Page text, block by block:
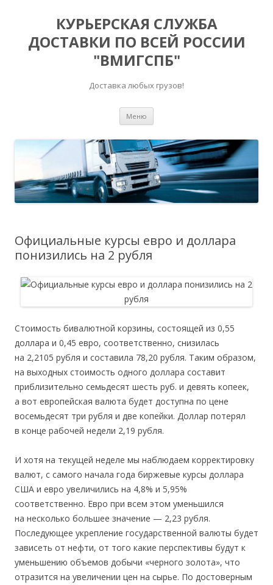
КУРЬЕРСКАЯ СЛУЖБА
ДОСТАВКИ ПО ВСЕЙ РОССИИ
"ВМИГСПБ"
Доставка любых грузов!
Меню
Официальные курсы евро и доллара
понизились на 2 рубля
Стоимость бивалютной корзины, состоящей из 0,55
доллара и 0,45 евро, соответственно, снизилась
на 2,2105 рубля и составила 78,20 рубля. Таким образом,
на выходных стоимость одного доллара составит
приблизительно семьдесят шесть руб. и девять копеек,
а вот европейская валюта будет доступна по цене
восемьдесят три рубля и две копейки. Доллар потерял
в конце рабочей недели 2,19 рубля.
И хотя на текущей неделе мы наблюдаем корректировку
валют, с самого начала года биржевые курсы доллара
США и евро увеличились на 4,8% и 5,95%
соответственно. Евро при всем этом уменьшился
на несколько большее значение — 2,23 рубля.
Последующее укрепление государственной валюты будет
зависеть от нефти, от того какие перспективы будут к
уменьшению объемов добычи «черного золота», что
отразится на увеличении цен на сырье. По достоверным